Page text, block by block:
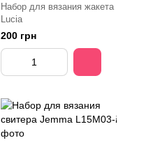
Набор для вязания жакета
Lucia
200 грн